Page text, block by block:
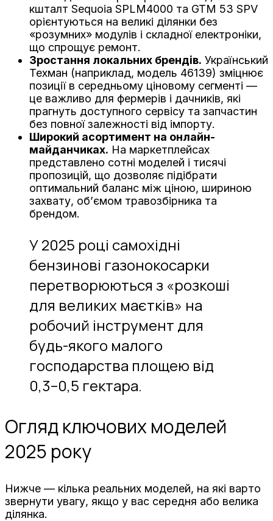
кшталт Sequoia SPLM4000 та GTM 53 SPV
орієнтуються на великі ділянки без
«розумних» модулів і складної електроніки,
що спрощує ремонт.
Зростання локальних брендів. Український
Техман (наприклад, модель 46139) зміцнює
позиції в середньому ціновому сегменті —
це важливо для фермерів і дачників, які
прагнуть доступного сервісу та запчастин
без повної залежності від імпорту.
Широкий асортимент на онлайн-
майданчиках. На маркетплейсах
представлено сотні моделей і тисячі
пропозицій, що дозволяє підібрати
оптимальний баланс між ціною, шириною
захвату, об’ємом травозбірника та
брендом.
У 2025 році самохідні
бензинові газонокосарки
перетворюються з «розкоші
для великих маєтків» на
робочий інструмент для
будь-якого малого
господарства площею від
0,3–0,5 гектара.
Огляд ключових моделей
2025 року
Нижче — кілька реальних моделей, на які варто
звернути увагу, якщо у вас середня або велика
ділянка.